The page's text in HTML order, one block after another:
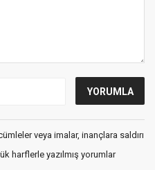
veya imalar, inançlara saldırı
harflerle yazılmış yorumlar